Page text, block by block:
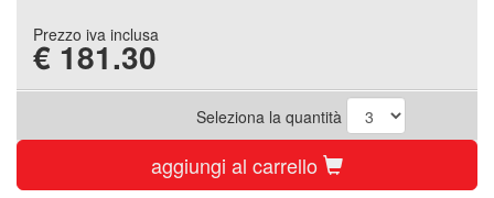
Prezzo iva inclusa
€ 181.30
Seleziona la quantità
aggiungi al carrello